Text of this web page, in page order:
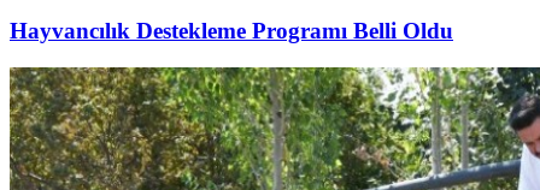
Hayvancılık Destekleme Programı Belli Oldu